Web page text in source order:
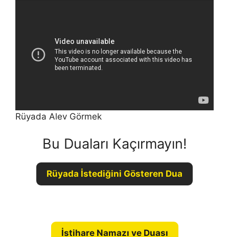
Rüyada Alev Görmek
Bu Duaları Kaçırmayın!
Rüyada İstediğini Gösteren Dua
İstihare Namazı ve Duası